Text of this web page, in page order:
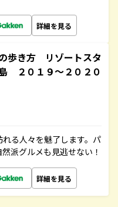
詳細を見る
歩き方 リゾートスタ
２０１９～２０２０
る人々を魅了します。パ
派グルメも見逃せない！
詳細を見る